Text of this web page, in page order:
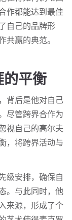
作都能达到最佳
自己的品牌形
赢的典范。
平衡
背后是他对自己
尽管跨界合作为
视自己的高尔夫
，将跨界活动与
级安排，确保自
。与此同时，他
来源，形成了个